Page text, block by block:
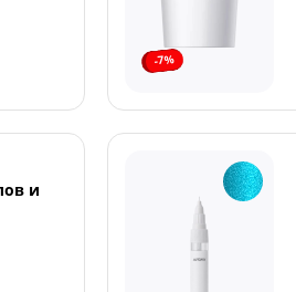
-7%
и